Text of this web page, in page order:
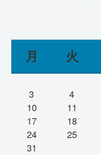
月 火
3
4
10
11
17
18
24
25
31